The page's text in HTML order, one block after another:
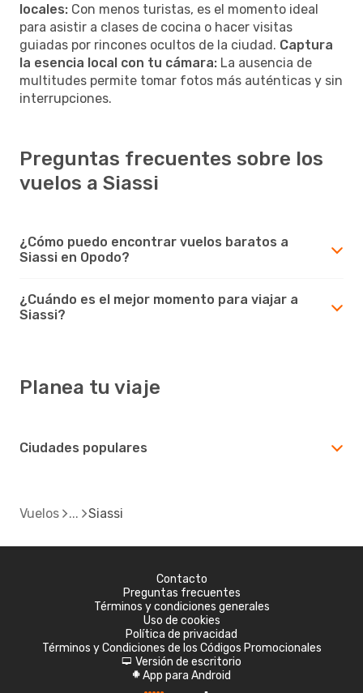
locales: Con menos turistas, es el momento ideal
para asistir a clases de cocina o hacer visitas
guiadas por rincones ocultos de la ciudad. Captura
la esencia local con tu cámara: La ausencia de
multitudes permite tomar fotos más auténticas y sin
interrupciones.
Preguntas frecuentes sobre los
vuelos a Siassi
¿Cómo puedo encontrar vuelos baratos a
Siassi en Opodo?
¿Cuándo es el mejor momento para viajar a
Siassi?
Planea tu viaje
Ciudades populares
Vuelos Siassi
Contacto
Preguntas frecuentes
Términos y condiciones generales
Uso de cookies
Política de privacidad
Términos y Condiciones de los Códigos Promocionales
d Versión de escritorio
A App para Android